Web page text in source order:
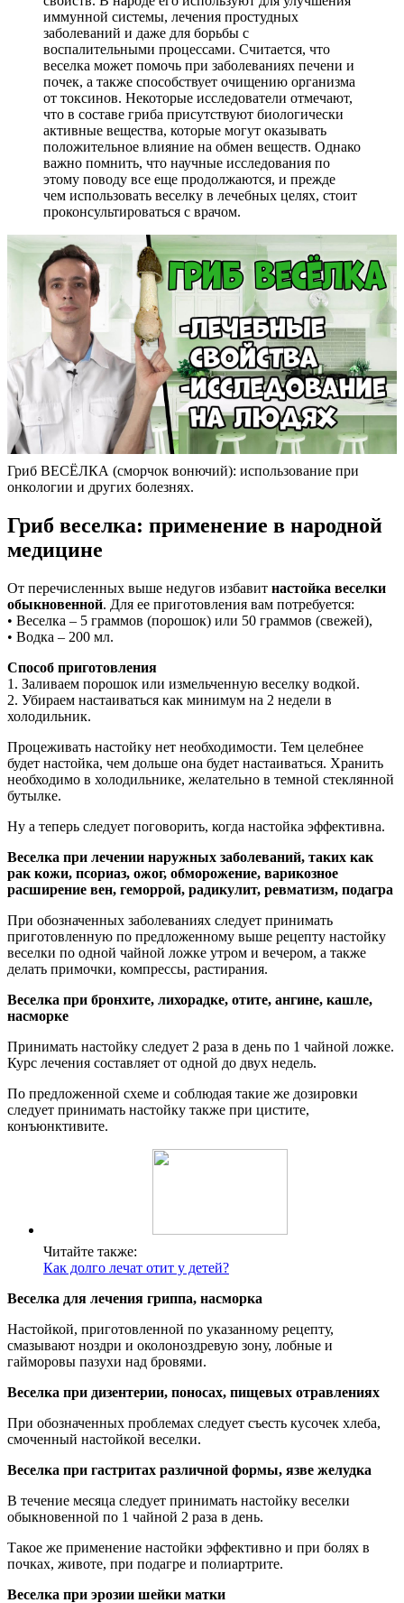
иммунной системы, лечения простудных
заболеваний и даже для борьбы с
воспалительными процессами. Считается, что
веселка может помочь при заболеваниях печени и
почек, а также способствует очищению организма
от токсинов. Некоторые исследователи отмечают,
что в составе гриба присутствуют биологически
активные вещества, которые могут оказывать
положительное влияние на обмен веществ. Однако
важно помнить, что научные исследования по
этому поводу все еще продолжаются, и прежде
чем использовать веселку в лечебных целях, стоит
проконсультироваться с врачом.
Гриб ВЕСЁЛКА (сморчок вонючий): использование при
онкологии и других болезнях.
Гриб веселка: применение в народной
медицине
От перечисленных выше недугов избавит настойка веселки
обыкновенной. Для ее приготовления вам потребуется:
• Веселка – 5 граммов (порошок) или 50 граммов (свежей),
• Водка – 200 мл.
Способ приготовления
1. Заливаем порошок или измельченную веселку водкой.
2. Убираем настаиваться как минимум на 2 недели в
холодильник.
Процеживать настойку нет необходимости. Тем целебнее
будет настойка, чем дольше она будет настаиваться. Хранить
необходимо в холодильнике, желательно в темной стеклянной
бутылке.
Ну а теперь следует поговорить, когда настойка эффективна.
Веселка при лечении наружных заболеваний, таких как
рак кожи, псориаз, ожог, обморожение, варикозное
расширение вен, геморрой, радикулит, ревматизм, подагра
При обозначенных заболеваниях следует принимать
приготовленную по предложенному выше рецепту настойку
веселки по одной чайной ложке утром и вечером, а также
делать примочки, компрессы, растирания.
Веселка при бронхите, лихорадке, отите, ангине, кашле,
насморке
Принимать настойку следует 2 раза в день по 1 чайной ложке.
Курс лечения составляет от одной до двух недель.
По предложенной схеме и соблюдая такие же дозировки
следует принимать настойку также при цистите,
конъюнктивите.
Читайте также:
Как долго лечат отит у детей?
Веселка для лечения гриппа, насморка
Настойкой, приготовленной по указанному рецепту,
смазывают ноздри и околоноздревую зону, лобные и
гайморовы пазухи над бровями.
Веселка при дизентерии, поносах, пищевых отравлениях
При обозначенных проблемах следует съесть кусочек хлеба,
смоченный настойкой веселки.
Веселка при гастритах различной формы, язве желудка
В течение месяца следует принимать настойку веселки
обыкновенной по 1 чайной 2 раза в день.
Такое же применение настойки эффективно и при болях в
почках, животе, при подагре и полиартрите.
Веселка при эрозии шейки матки